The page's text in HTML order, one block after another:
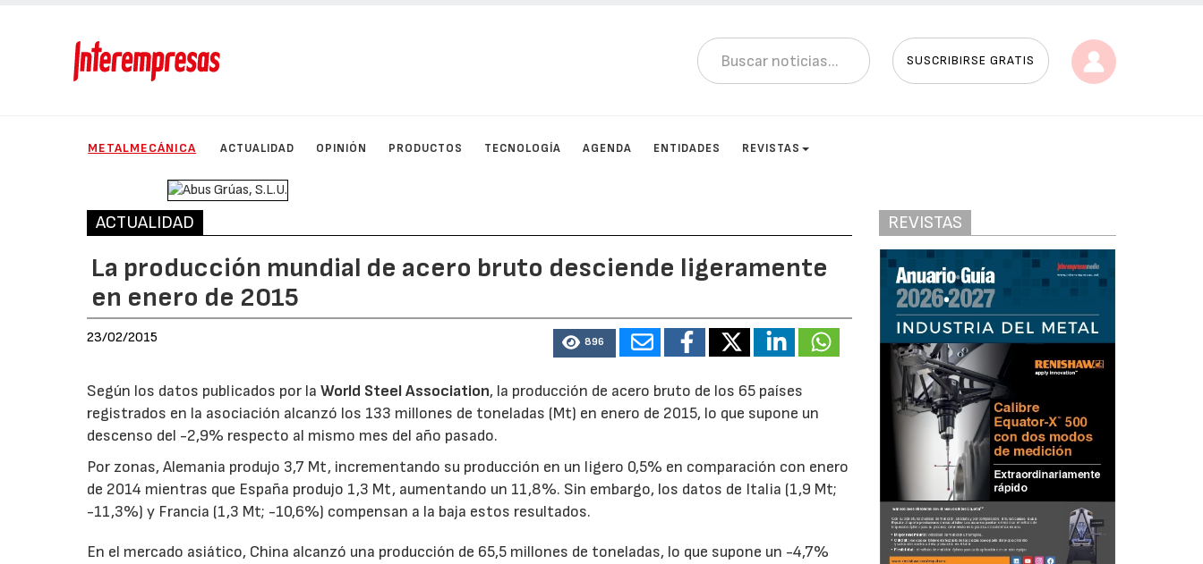
SUSCRIBIRSE GRATIS
METALMECÁNICA ACTUALIDAD OPINIÓN PRODUCTOS TECNOLOGÍA AGENDA ENTIDADES REVISTAS
ACTUALIDAD
La producción mundial de acero bruto desciende ligeramente
en enero de 2015
23/02/2015 896
Según los datos publicados por laWorld Steel Association, la producción de acero bruto de los 65 países
registrados en la asociación alcanzó los 133 millones de toneladas (Mt) en enero de 2015, lo que supone un
descenso del -2,9% respecto al mismo mes del año pasado.
Por zonas, Alemania produjo 3,7 Mt, incrementando su producción en un ligero 0,5% en comparación con enero
de 2014 mientras que España produjo 1,3 Mt, aumentando un 11,8%. Sin embargo, los datos de Italia (1,9 Mt;
-11,3%) y Francia (1,3 Mt; -10,6%) compensan a la baja estos resultados.
En el mercado asiático, China alcanzó una producción de 65,5 millones de toneladas, lo que supone un -4,7%
REVISTAS